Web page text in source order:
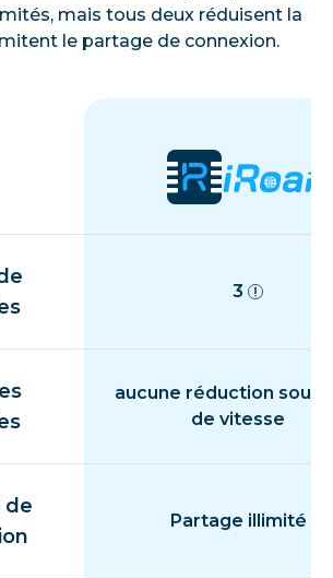
mais tous deux réduisent la
le partage de connexion.
3
aucune réduction
de vitesse
de
Partage illimité